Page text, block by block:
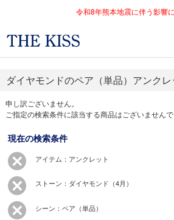
令和8年熊本地震に伴う影響
ダイヤモンドのペア（単品）アンクレ
申し訳ございません。
ご指定の検索条件に該当する商品はございませんで
現在の検索条件
アイテム：アンクレット
ストーン：ダイヤモンド（4月）
シーン：ペア（単品）